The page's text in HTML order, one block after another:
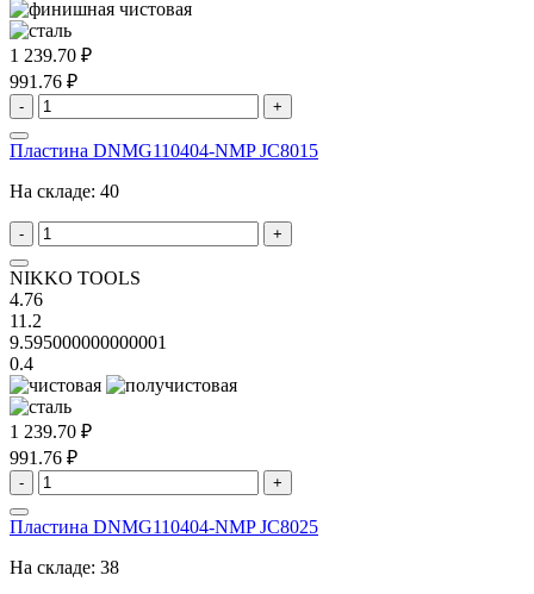
1 239.70 ₽
991.76 ₽
- +
Пластина DNMG110404-NMP JC8015
На складе: 40
- +
NIKKO TOOLS
4.76
11.2
9.595000000000001
0.4
1 239.70 ₽
991.76 ₽
- +
Пластина DNMG110404-NMP JC8025
На складе: 38